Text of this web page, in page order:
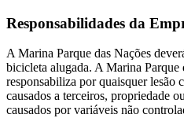
Responsabilidades da
A Marina Parque das Nações
bicicleta alugada. A Marina Parque
responsabiliza por quaisquer lesão
causados a terceiros, propriedade
causados por variáveis não